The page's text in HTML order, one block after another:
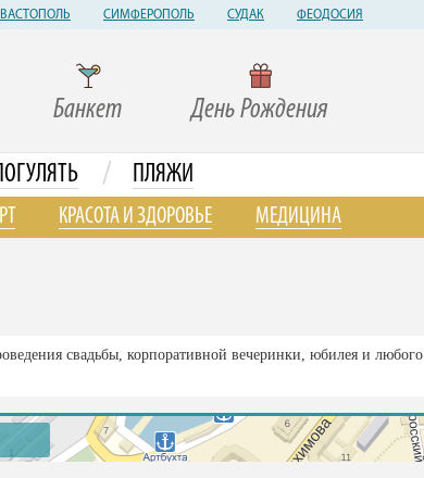
СИМФЕРОПОЛЬ СУДАК ФЕОДОСИЯ
Банкет День Рождения
/ ПЛЯЖИ
КРАСОТА И ЗДОРОВЬЕ МЕДИЦИНА
свадьбы, корпоративной вечеринки, юбилея и любого